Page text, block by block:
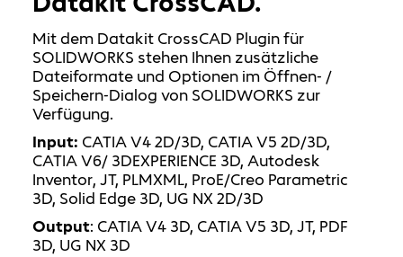
Mit dem Datakit CrossCAD Plugin für
SOLIDWORKS stehen Ihnen zusätzliche
Dateiformate und Optionen im Öffnen- /
Speichern-Dialog von SOLIDWORKS zur
Verfügung.
Input: CATIA V4 2D/3D, CATIA V5 2D/3D,
CATIA V6/ 3DEXPERIENCE 3D, Autodesk
Inventor, JT, PLMXML, ProE/Creo Parametric
3D, Solid Edge 3D, UG NX 2D/3D
Output: CATIA V4 3D, CATIA V5 3D, JT, PDF
3D, UG NX 3D